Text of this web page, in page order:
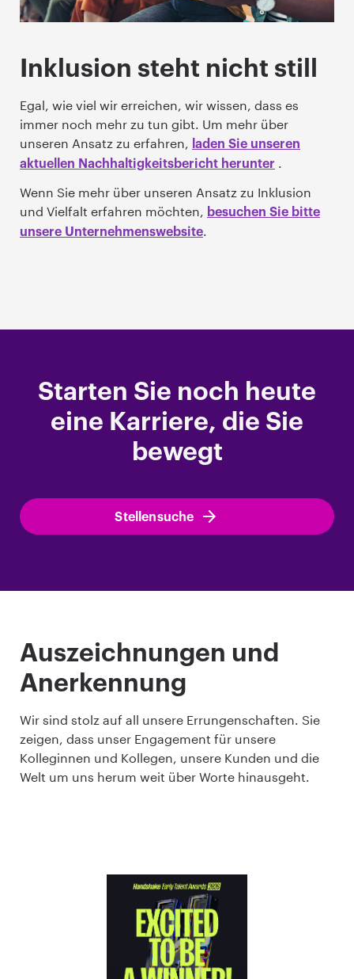
Inklusion steht nicht still
Egal, wie viel wir erreichen, wir wissen, dass es
immer noch mehr zu tun gibt. Um mehr über
unseren Ansatz zu erfahren, laden Sie unseren
aktuellen Nachhaltigkeitsbericht herunter .
Wenn Sie mehr über unseren Ansatz zu Inklusion
und Vielfalt erfahren möchten,
besuchen Sie bitte
unsere Unternehmenswebsite
Starten Sie noch heute
eine Karriere, die Sie
bewegt
Stellensuche
Auszeichnungen und
Anerkennung
Wir sind stolz auf all unsere Errungenschaften. Sie
zeigen, dass unser Engagement für unsere
Kolleginnen und Kollegen, unsere Kunden und die
Welt um uns herum weit über Worte hinausgeht.